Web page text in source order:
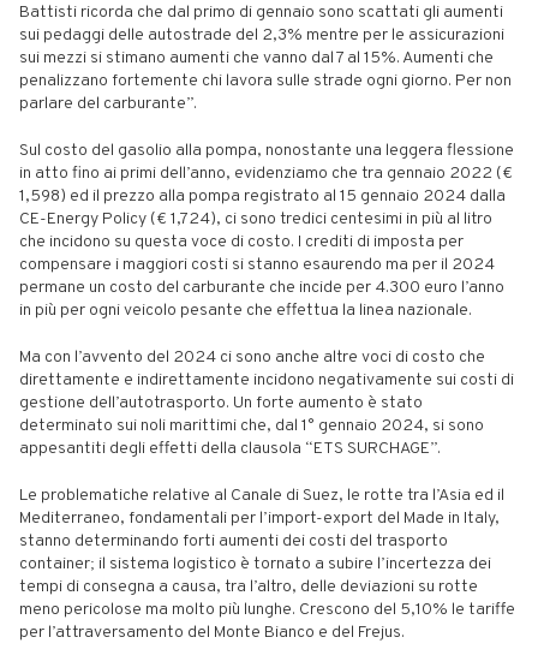
Battisti ricorda che dal primo di gennaio sono scattati gli aumenti
sui pedaggi delle autostrade del 2,3% mentre per le assicurazioni
sui mezzi si stimano aumenti che vanno dal 7 al 15%. Aumenti che
penalizzano fortemente chi lavora sulle strade ogni giorno. Per non
parlare del carburante”.
Sul costo del gasolio alla pompa, nonostante una leggera flessione
in atto fino ai primi dell’anno, evidenziamo che tra gennaio 2022 (€
1,598) ed il prezzo alla pompa registrato al 15 gennaio 2024 dalla
CE-Energy Policy (€ 1,724), ci sono tredici centesimi in più al litro
che incidono su questa voce di costo. I crediti di imposta per
compensare i maggiori costi si stanno esaurendo ma per il 2024
permane un costo del carburante che incide per 4.300 euro l’anno
in più per ogni veicolo pesante che effettua la linea nazionale.
Ma con l’avvento del 2024 ci sono anche altre voci di costo che
direttamente e indirettamente incidono negativamente sui costi di
gestione dell’autotrasporto. Un forte aumento è stato
determinato sui noli marittimi che, dal 1° gennaio 2024, si sono
appesantiti degli effetti della clausola “ETS SURCHAGE”.
Le problematiche relative al Canale di Suez, le rotte tra l’Asia ed il
Mediterraneo, fondamentali per l’import-export del Made in Italy,
stanno determinando forti aumenti dei costi del trasporto
container; il sistema logistico è tornato a subire l’incertezza dei
tempi di consegna a causa, tra l’altro, delle deviazioni su rotte
meno pericolose ma molto più lunghe. Crescono del 5,10% le tariffe
per l’attraversamento del Monte Bianco e del Frejus.